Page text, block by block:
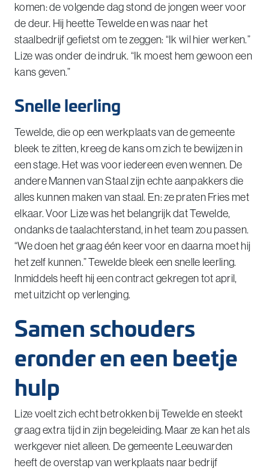
komen: de volgende dag stond de jongen weer voor
de deur. Hij heette Tewelde en was naar het
staalbedrijf gefietst om te zeggen: “Ik wil hier werken.”
Lize was onder de indruk. “Ik moest hem gewoon een
kans geven.”
Snelle leerling
Tewelde, die op een werkplaats van de gemeente
bleek te zitten, kreeg de kans om zich te bewijzen in
een stage. Het was voor iedereen even wennen. De
andere Mannen van Staal zijn echte aanpakkers die
alles kunnen maken van staal. En: ze praten Fries met
elkaar. Voor Lize was het belangrijk dat Tewelde,
ondanks de taalachterstand, in het team zou passen.
“We doen het graag één keer voor en daarna moet hij
het zelf kunnen.” Tewelde bleek een snelle leerling.
Inmiddels heeft hij een contract gekregen tot april,
met uitzicht op verlenging.
Samen schouders
eronder en een beetje
hulp
Lize voelt zich echt betrokken bij Tewelde en steekt
graag extra tijd in zijn begeleiding. Maar ze kan het als
werkgever niet alleen. De gemeente Leeuwarden
heeft de overstap van werkplaats naar bedrijf